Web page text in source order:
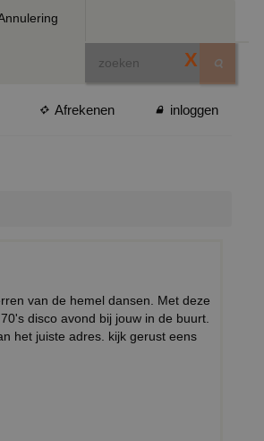
X
Afrekenen inloggen
van de hemel dansen. Met deze
disco avond bij jouw in de buurt.
het juiste adres. kijk gerust eens